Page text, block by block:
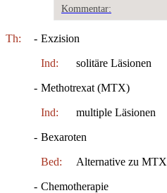
Kommentar:
Th: - Exzision
Ind: solitäre Läsionen
- Methotrexat (MTX)
Ind: multiple Läsionen
- Bexaroten
Bed: Alternative zu MTX
- Chemotherapie